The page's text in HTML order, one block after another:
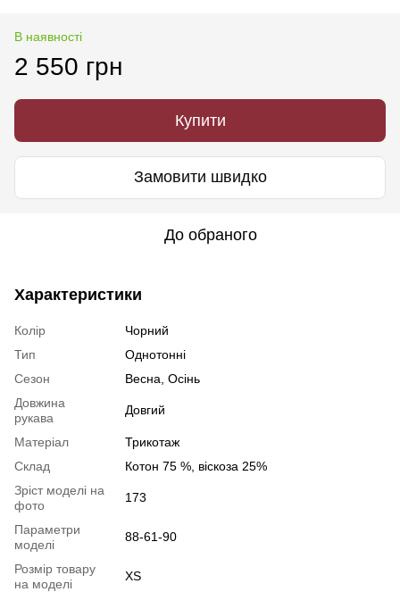
В наявності
2 550 грн
Купити
Замовити швидко
До обраного
Характеристики
Колір
Чорний
Тип
Однотонні
Сезон
Весна, Осінь
Довжина
рукава
Довгий
Матеріал
Трикотаж
Склад
Котон 75 %, віскоза 25%
Зріст моделі на
фото
173
Параметри
моделі
88-61-90
Розмір товару
на моделі
XS